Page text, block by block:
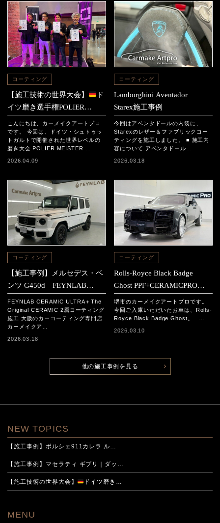
コーティング
【施工技術の世界大会】
ド
イツ磨き選手権POLIER
MEISTER SCHAFT2025に参
加｜日本チームの結果と現地
レポート
こんにちは、カーメイクアートプロ
です。 今回は、ドイツ・シュトゥッ
トガルトで開催された世界レベルの
磨き大会 POLIER MEISTER …
2026.04.09
コーティング
Lamborghini Aventador
Starex施工事例
今回はアベンタドールの内装に、
Starexのレザー＆ファブリックコー
ティングを施工しました。 ■ 施工内
容について アベンタドール…
2026.03.18
コーティング
【施工事例】メルセデス・ベ
ンツ G450d FEYNLAB
Original CERAMIC 2層コーテ
ィング施工
FEYNLAB CERAMIC ULTRA＋The
Original CERAMIC 2層コーティング
施工 大阪のカーコーティング専門店
カーメイクア…
2026.03.18
コーティング
Rolls-Royce Black Badge
Ghost PPF+CERAMICPRO
ION施工事例
堺市のカーメイクアートプロです。
今回ご入庫いただいたお車は、Rolls-
Royce Black Badge Ghost。 …
2026.03.10
他の施工事例を見る
NEW TOPICS
【施工事例】ポルシェ911カレラ ル…
【施工事例】マセラティ ギブリ｜ダッ…
【施工技術の世界大会】 ドイツ磨き…
MENU